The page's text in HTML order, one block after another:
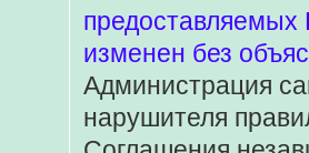
предоставляемых
изменен без
Администрация
нарушителя